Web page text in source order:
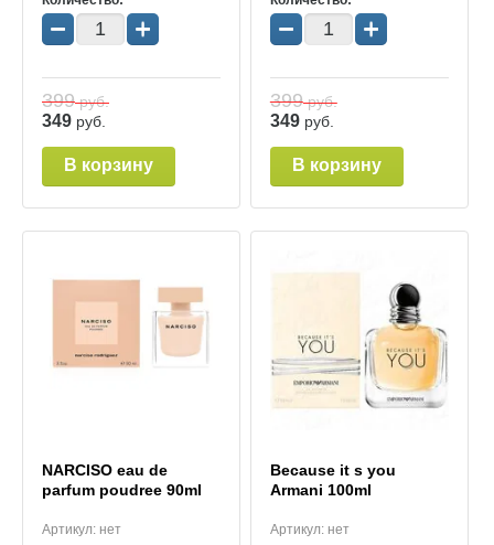
− +
399руб.
349 руб.
В корзину
− +
399руб.
349 руб.
В корзину
NARCISO eau de
parfum poudree 90ml
Артикул: нет
Because it s you
Armani 100ml
Артикул:нет